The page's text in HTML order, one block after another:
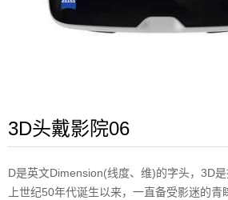
3D头戴影院06
D是英文Dimension(线度、维)的字头，3D
上世纪50年代诞生以来，一直备受影迷的青